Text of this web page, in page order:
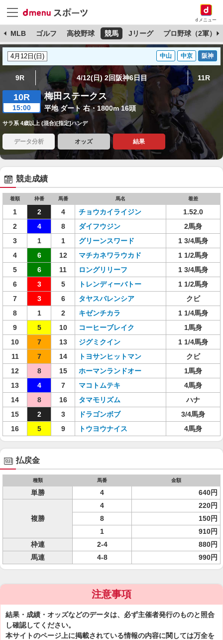
dメニュー
MLB ゴルフ 高校野球 競馬 Jリーグ プロ野球（2軍）
中山 中京 阪神
9R 4/12(日) 2回阪神6日目 11R
10R
15:00
梅田ステークス
平地 ダート 右・1800m 16頭
サラ系 4歳以上 (混合)[指定]ハンデ
データ分析 オッズ 結果
競走成績
着順 枠番 馬番 馬名 着差
1 2 4 チョウカイライジン
1.52.0
2
4 8 ダイフウジン
2馬身
3
1 1 グリーンスワード
1 3/4馬身
4
6 12 マチカネワラウカド
1 1/2馬身
5
6 11 ロングリリーフ
1 3/4馬身
6
3 5 トレンディーバトー
1 1/2馬身
7
3 6 タヤスバレンシア
クビ
8
1 2 キゼンチカラ
1 1/4馬身
9
5 10 コーヒーブレイク
1馬身
10
7 13 ジグミクイン
1 1/4馬身
11
7 14 トヨサンヒットマン
クビ
12
8 15 ホーマンランドオー
1馬身
13
4 7 マコトムテキ
4馬身
14
8 16 タマモリズム
ハナ
15
2 3 ドラゴンボブ
3/4馬身
16
5 9 トウヨウナイス 4馬身
払戻金
種類 馬番 金額
単勝 4 640円
複勝
4
220円
8
150円
1
910円
枠連
2-4
880円
馬連
4-8 990円
注意事項
結果・成績・オッズなどのデータは、必ず主催者発行のものと照合
し確認してください。
本サイトのページ上に掲載されている情報の内容に関しては万全を